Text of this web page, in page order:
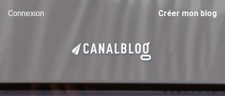
Connexion Créer mon blog